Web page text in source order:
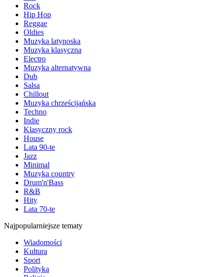
Rock
Hip Hop
Reggae
Oldies
Muzyka latynoska
Muzyka klasyczna
Electro
Muzyka alternatywna
Dub
Salsa
Chillout
Muzyka chrześcijańska
Techno
Indie
Klasyczny rock
House
Lata 90-te
Jazz
Minimal
Muzyka country
Drum'n'Bass
R&B
Hity
Lata 70-te
Najpopularniejsze tematy
Wiadomości
Kultura
Sport
Polityka